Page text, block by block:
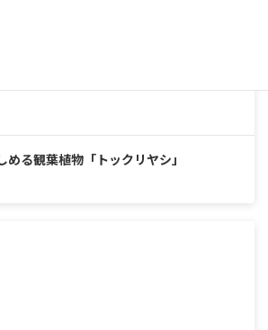
る観葉植物「トックリヤシ」